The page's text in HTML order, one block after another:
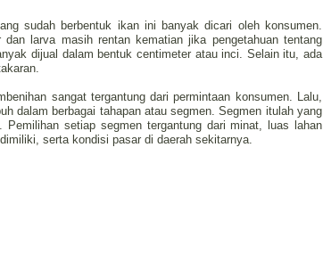
sudah berbentuk ikan ini banyak dicari oleh konsumen.
dan larva masih rentan kematian jika pengetahuan tentang
dijual dalam bentuk centimeter atau inci. Selain itu, ada
sangat tergantung dari permintaan konsumen. Lalu,
dalam berbagai tahapan atau segmen. Segmen itulah yang
Pemilihan setiap segmen tergantung dari minat, luas lahan
serta kondisi pasar di daerah sekitarnya.